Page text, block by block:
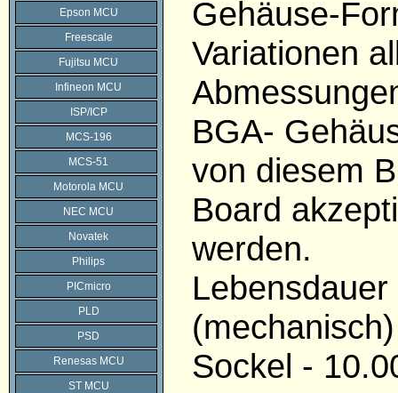
Epson MCU
Freescale
Fujitsu MCU
Infineon MCU
ISP/ICP
MCS-196
MCS-51
Motorola MCU
NEC MCU
Novatek
Philips
PICmicro
PLD
PSD
Renesas MCU
ST MCU
Gehäuse-
Variationen
BGA-
von diesem
Board
werden.
Lebensdauer
Sockel -